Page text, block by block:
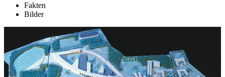
Fakten
Bilder